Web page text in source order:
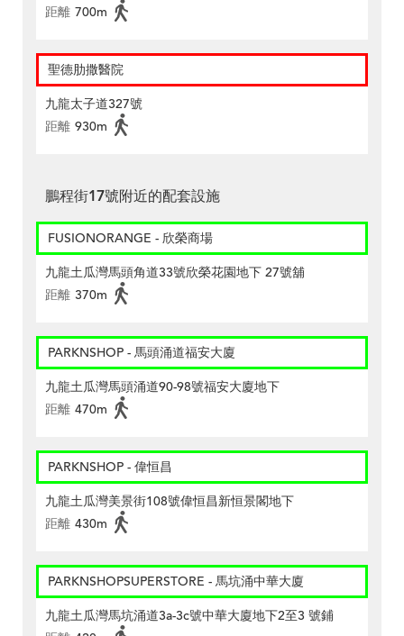
距離 700m
聖德肋撒醫院
九龍太子道327號
距離 930m
鵬程街17號附近的配套設施
FUSIONORANGE - 欣榮商場
九龍土瓜灣馬頭角道33號欣榮花園地下 27號舖
距離 370m
PARKNSHOP - 馬頭涌道福安大廈
九龍土瓜灣馬頭涌道90-98號福安大廈地下
距離 470m
PARKNSHOP - 偉恒昌
九龍土瓜灣美景街108號偉恒昌新恒景閣地下
距離 430m
PARKNSHOPSUPERSTORE - 馬坑涌中華大廈
九龍土瓜灣馬坑涌道3a-3c號中華大廈地下2至3 號鋪